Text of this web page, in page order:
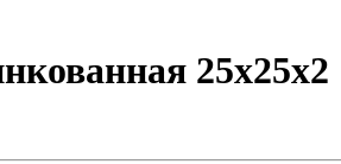
25х25х2